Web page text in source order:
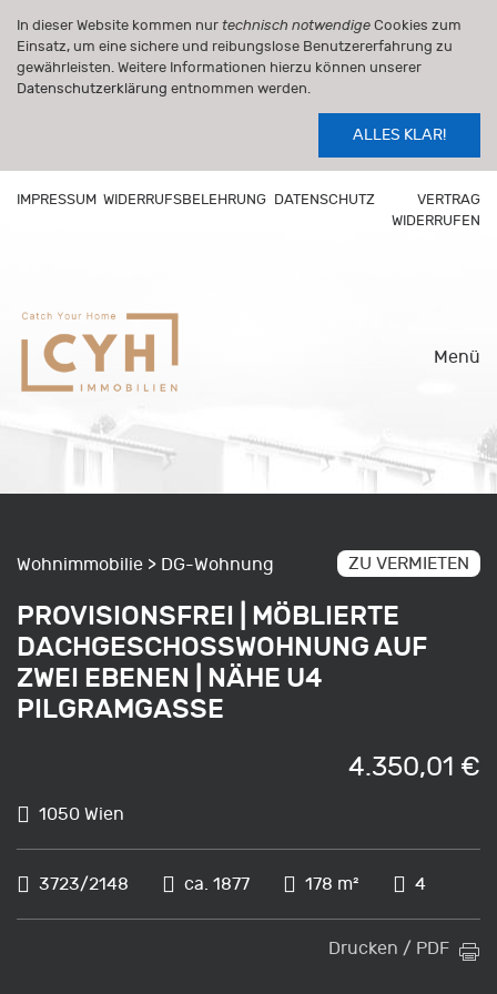
In dieser Website kommen nur technisch notwendige Cookies zum
Einsatz, um eine sichere und reibungslose Benutzererfahrung zu
gewährleisten. Weitere Informationen hierzu können unserer
Datenschutzerklärung entnommen werden.
ALLES KLAR!
IMPRESSUM WIDERRUFSBELEHRUNG DATENSCHUTZ
VERTRAG
WIDERRUFEN
Menü
Wohnimmobilie > DG-Wohnung ZU VERMIETEN
PROVISIONSFREI | MÖBLIERTE
DACHGESCHOSSWOHNUNG AUF
ZWEI EBENEN | NÄHE U4
PILGRAMGASSE
1050 Wien
4.350,01 €
3723/2148 ca. 1877 178 m² 4
Drucken / PDF